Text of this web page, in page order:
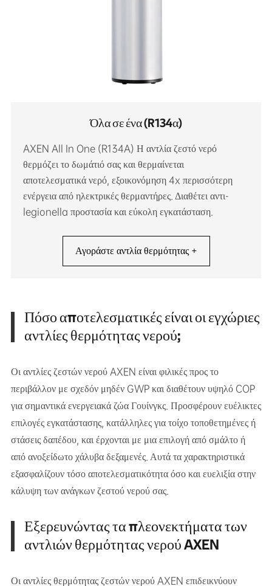
Όλα σε ένα (R134α)
AXEN All In One (R134A) Η αντλία ζεστό νερό
θερμόζει το δωμάτιό σας και θερμαίνεται
αποτελεσματικά νερό, εξοικονόμηση 4x περισσότερη
ενέργεια από ηλεκτρικές θερμαντήρες. Διαθέτει αντι-
legionella προστασία και εύκολη εγκατάσταση.
Αγοράστε αντλία θερμότητας +
Πόσο αποτελεσματικές είναι οι εγχώριες
αντλίες θερμότητας νερού;
Οι αντλίες ζεστών νερού AXEN είναι φιλικές προς το
περιβάλλον με σχεδόν μηδέν GWP και διαθέτουν υψηλό COP
για σημαντικά ενεργειακά ζώα Γουίνγκς. Προσφέρουν ευέλικτες
επιλογές εγκατάστασης, κατάλληλες για τοίχο τοποθετημένες ή
στάσεις δαπέδου, και έρχονται με μια επιλογή από σμάλτο ή
από ανοξείδωτο χάλυβα δεξαμενές. Αυτά τα χαρακτηριστικά
εξασφαλίζουν τόσο αποτελεσματικότητα όσο και ευελιξία στην
κάλυψη των ανάγκων ζεστού νερού σας.
Εξερευνώντας τα πλεονεκτήματα των
αντλιών θερμότητας νερού AXEN
Οι αντλίες θερμότητας ζεστών νερού AXEN επιδεικνύουν